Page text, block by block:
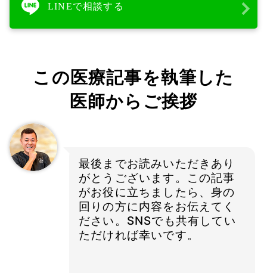
LINEで相談する
この医療記事を執筆した
医師からご挨拶
最後までお読みいただきあり
がとうございます。この記事
がお役に立ちましたら、身の
回りの方に内容をお伝えてく
ださい。SNSでも共有してい
ただければ幸いです。